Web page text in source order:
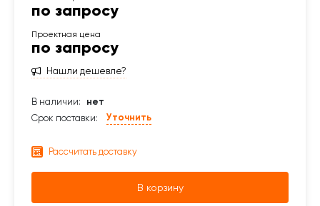
по запросу
по запросу
Нашли дешевле?
В наличии:
нет
Срок поставки:
Уточнить
Рассчитать доставку
В корзину